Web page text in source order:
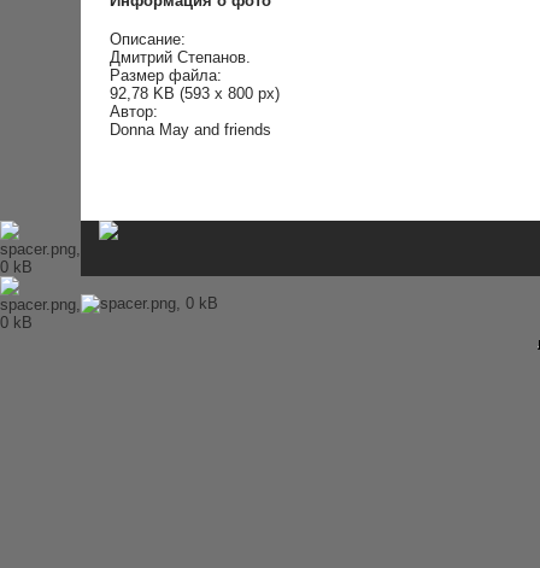
История Beatles
Альбомы и песни Beatles
Переводы песен
Битлз-викторина
Wallpapers
Энциклопедия Beatles
Описание:
Дмитрий Степанов.
Размер файла:
92,78 KB (593 x 800 px)
Автор:
Donna May and friends